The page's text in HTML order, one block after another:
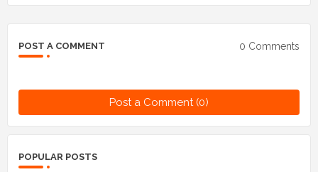
POST A COMMENT 0 Comments
Post a Comment (0)
POPULAR POSTS